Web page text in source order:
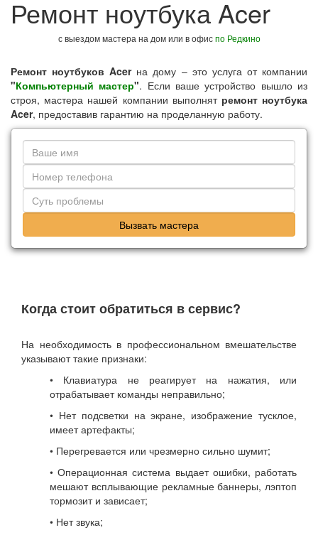
Ремонт ноутбука Acer
с выездом мастера на дом или в офиспо Редкино
Ремонт ноутбуков Acerна дому – это услуга от компании
"Компьютерный мастер". Если ваше устройство вышло из
строя, мастера нашей компании выполнят ремонт ноутбука
Acer, предоставив гарантию на проделанную работу.
Вызвать мастера
Когда стоит обратиться в сервис?
На необходимость в профессиональном вмешательстве
указывают такие признаки:
• Клавиатура не реагирует на нажатия, или
отрабатывает команды неправильно;
• Нет подсветки на экране, изображение тусклое,
имеет артефакты;
• Перегревается или чрезмерно сильно шумит;
• Операционная система выдает ошибки, работать
мешают всплывающие рекламные баннеры, лэптоп
тормозит и зависает;
• Нет звука;